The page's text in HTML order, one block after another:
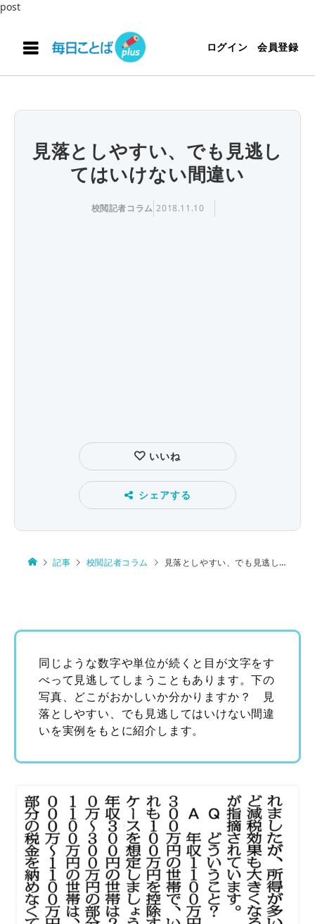
post
ログイン 会員登録
見落としやすい、でも見逃し
てはいけない間違い
校閲記者コラム 2018.11.10
いいね
シェアする
記事 校閲記者コラム 見落としやすい、でも見逃してはいけない間違い
同じような数字や単位が続くと目が文字をす
べって見逃してしまうこともあります。下の
写真、どこがおかしいか分かりますか？ 見
落としやすい、でも見逃してはいけない間違
いを実例をもとに紹介します。